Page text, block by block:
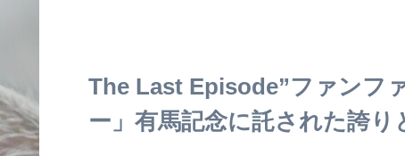
The Last Episode”ファンフ
ー」有馬記念に託された誇